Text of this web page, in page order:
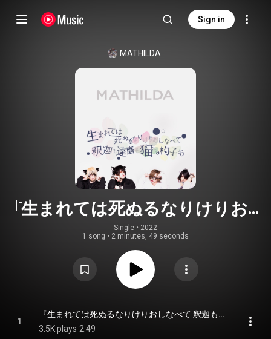
Sign in
MATHILDA
『生まれては死ぬるなりけりおし
なべて 釈迦も達磨も猫も杓子も』
Single • 2022
1 song • 2 minutes, 49 seconds
1
『生まれては死ぬるなりけりおしなべて 釈迦も達磨も猫も杓子も』
3.5K plays 2:49